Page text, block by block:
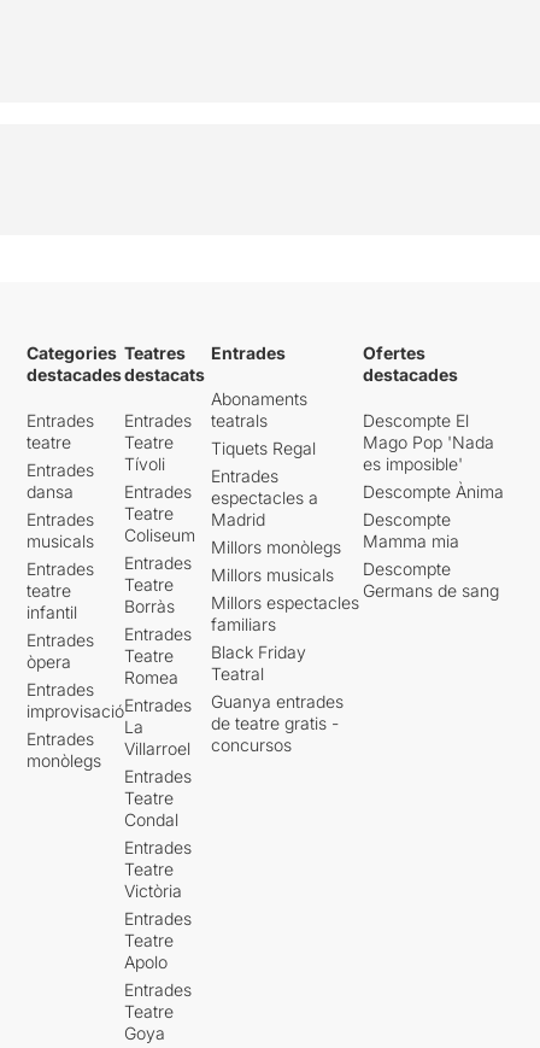
Categories
destacades
Entrades
teatre
Entrades
dansa
Entrades
musicals
Entrades
teatre
infantil
Entrades
òpera
Entrades
improvisació
Entrades
monòlegs
Teatres
destacats
Entrades
Teatre
Tívoli
Entrades
Teatre
Coliseum
Entrades
Teatre
Borràs
Entrades
Teatre
Romea
Entrades
La
Villarroel
Entrades
Teatre
Condal
Entrades
Teatre
Victòria
Entrades
Teatre
Apolo
Entrades
Teatre
Goya
Entrades
Abonaments
teatrals
Tiquets Regal
Entrades
espectacles a
Madrid
Millors monòlegs
Millors musicals
Millors espectacles
familiars
Black Friday
Teatral
Guanya entrades
de teatre gratis -
concursos
Ofertes
destacades
Descompte El
Mago Pop 'Nada
es imposible'
Descompte Ànima
Descompte
Mamma mia
Descompte
Germans de sang